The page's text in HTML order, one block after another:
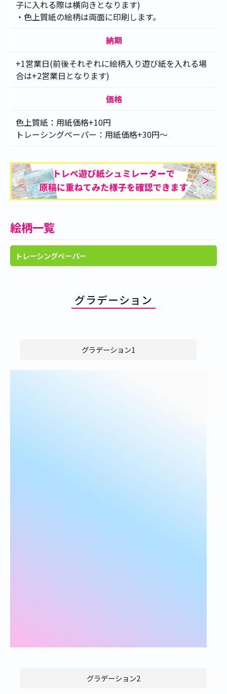
受注を開始しました。
2022.11.24【トレーシングペーパー】雪の結晶・オ
の受注を開始しました。
【色上質紙】キャンディ・ヴァンパイア
の受注を開始しました。
2022.08.25【トレーシングペーパー】レモンソー
ダ・レインドロップ の受注を開始しました。
【トレーシングペーパー】空シリーズ
2022.06.30【トレーシングペーパー】グラデーショ
ンシリーズの受注を開始しました。
2020.11.11 【色上質紙】ドット、ストライプ、ハー
トの受注を開始しました。
子に入れる際は横向きとなります)
・色上質紙の絵柄は両面に印刷します。
納期
+1営業日(前後それぞれに絵柄入り遊び紙を入れる場
合は+2営業日となります)
価格
色上質紙：用紙価格+10円
トレーシングペーパー：用紙価格+30円～
絵柄一覧
トレーシングペーパー
グラデーション
グラデーション1
グラデーション2